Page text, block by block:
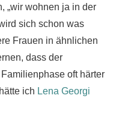
„wir wohnen ja in der
sich schon was
Frauen in ähnlichen
dass der
oft härter
ich Lena Georgi